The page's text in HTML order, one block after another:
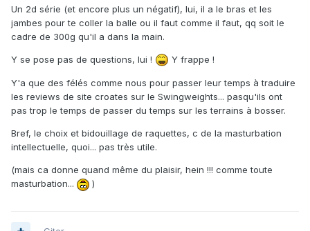
Un 2d série (et encore plus un négatif), lui, il a le bras et les
jambes pour te coller la balle ou il faut comme il faut, qq soit le
cadre de 300g qu'il a dans la main.
Y se pose pas de questions, lui ! Y frappe !
Y'a que des félés comme nous pour passer leur temps à traduire
les reviews de site croates sur le Swingweights... pasqu'ils ont
pas trop le temps de passer du temps sur les terrains à bosser.
Bref, le choix et bidouillage de raquettes, c de la masturbation
intellectuelle, quoi... pas très utile.
(mais ca donne quand même du plaisir, hein !!! comme toute
masturbation...
)